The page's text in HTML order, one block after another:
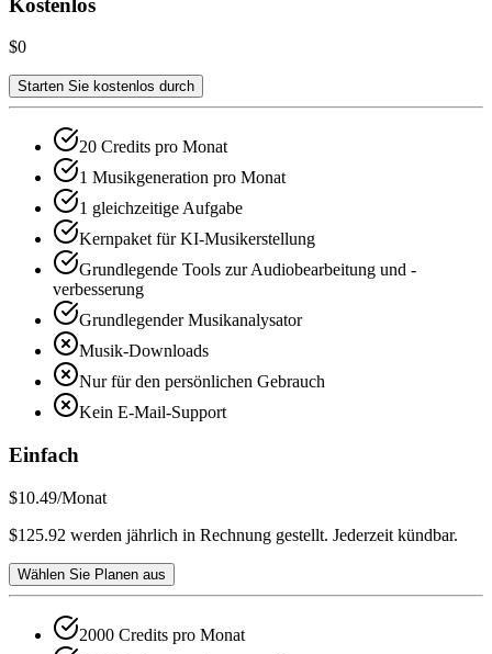
$0
Starten Sie kostenlos durch
20 Credits pro Monat
1 Musikgeneration pro Monat
1 gleichzeitige Aufgabe
Kernpaket für KI-Musikerstellung
Grundlegende Tools zur Audiobearbeitung und -
verbesserung
Grundlegender Musikanalysator
Musik-Downloads
Nur für den persönlichen Gebrauch
Kein E-Mail-Support
Einfach
$10.49/Monat
$125.92 werden jährlich in Rechnung gestellt. Jederzeit kündbar.
Wählen Sie Planen aus
2000 Credits pro Monat